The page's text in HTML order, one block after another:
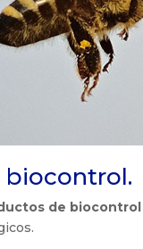
biocontrol.
de biocontrol